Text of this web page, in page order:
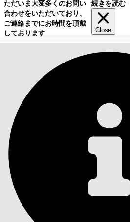
ただいま大変多くのお問い
合わせをいただいており、
ご連絡までにお時間を頂戴
しております
続きを読む
Close
目次